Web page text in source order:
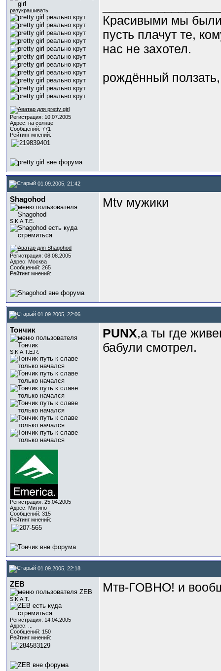
разукрашивать
Регистрация: 10.07.2005
Адрес: на солнце
Сообщений: 771
Рейтинг мнений:
Красивыми мы были
пусть плачут те,
нас не захотел.
рождённый
01.09.2005, 21:42
Shagohod
S.K.A.T.E.
Регистрация: 08.08.2005
Адрес: Москва
Сообщений: 265
Рейтинг мнений:
Mtv мужики
01.09.2005, 22:06
Тончик
S.K.A.T.E.R.
Регистрация: 25.04.2005
Адрес: Митино
Сообщений: 315
Рейтинг мнений:
PUNX,а ты где
бабули смотрел.
01.09.2005, 22:18
ZEB
S.K.A.T.
Регистрация: 14.04.2005
Адрес: ...
Сообщений: 150
Рейтинг мнений:
Мтв-ГОВНО! и